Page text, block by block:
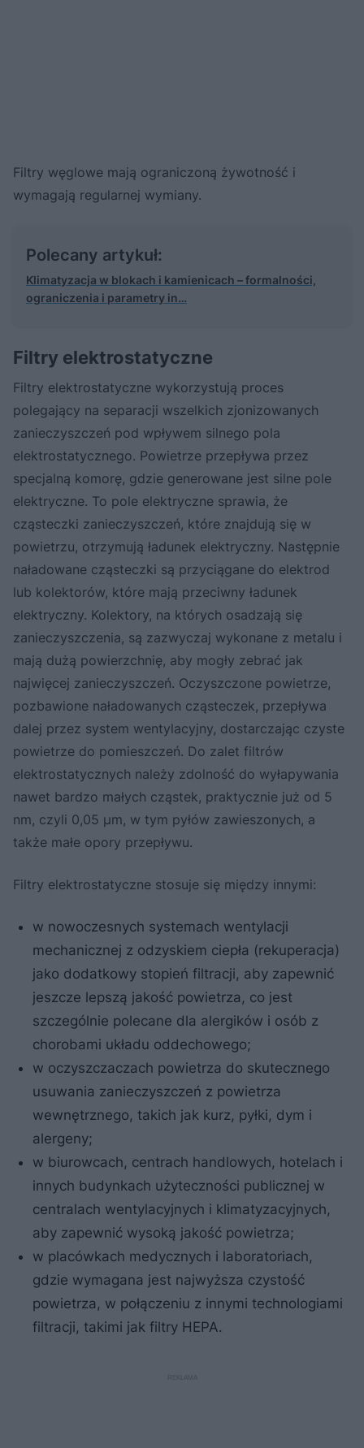
Filtry węglowe mają ograniczoną żywotność i
wymagają regularnej wymiany.
Polecany artykuł:
Klimatyzacja w blokach i kamienicach – formalności,
ograniczenia i parametry in…
Filtry elektrostatyczne
Filtry elektrostatyczne wykorzystują proces
polegający na separacji wszelkich zjonizowanych
zanieczyszczeń pod wpływem silnego pola
elektrostatycznego. Powietrze przepływa przez
specjalną komorę, gdzie generowane jest silne pole
elektryczne. To pole elektryczne sprawia, że
cząsteczki zanieczyszczeń, które znajdują się w
powietrzu, otrzymują ładunek elektryczny. Następnie
naładowane cząsteczki są przyciągane do elektrod
lub kolektorów, które mają przeciwny ładunek
elektryczny. Kolektory, na których osadzają się
zanieczyszczenia, są zazwyczaj wykonane z metalu i
mają dużą powierzchnię, aby mogły zebrać jak
najwięcej zanieczyszczeń. Oczyszczone powietrze,
pozbawione naładowanych cząsteczek, przepływa
dalej przez system wentylacyjny, dostarczając czyste
powietrze do pomieszczeń. Do zalet filtrów
elektrostatycznych należy zdolność do wyłapywania
nawet bardzo małych cząstek, praktycznie już od 5
nm, czyli 0,05 µm, w tym pyłów zawieszonych, a
także małe opory przepływu.
Filtry elektrostatyczne stosuje się między innymi:
w nowoczesnych systemach wentylacji
mechanicznej z odzyskiem ciepła (rekuperacja)
jako dodatkowy stopień filtracji, aby zapewnić
jeszcze lepszą jakość powietrza, co jest
szczególnie polecane dla alergików i osób z
chorobami układu oddechowego;
w oczyszczaczach powietrza do skutecznego
usuwania zanieczyszczeń z powietrza
wewnętrznego, takich jak kurz, pyłki, dym i
alergeny;
w biurowcach, centrach handlowych, hotelach i
innych budynkach użyteczności publicznej w
centralach wentylacyjnych i klimatyzacyjnych,
aby zapewnić wysoką jakość powietrza;
w placówkach medycznych i laboratoriach,
gdzie wymagana jest najwyższa czystość
powietrza, w połączeniu z innymi technologiami
filtracji, takimi jak filtry HEPA.